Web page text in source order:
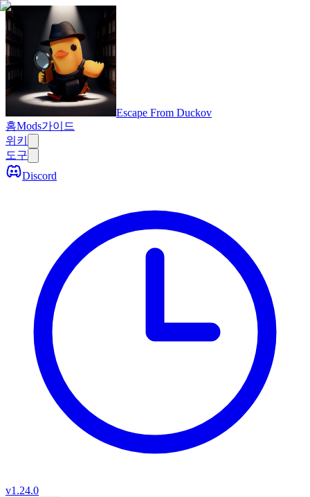
Escape From Duckov
홈Mods가이드
위키
도구
Discord
v1.24.0